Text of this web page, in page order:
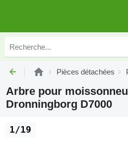
Pièces détachées
Arbre pour
Dronningborg D7000
1/19